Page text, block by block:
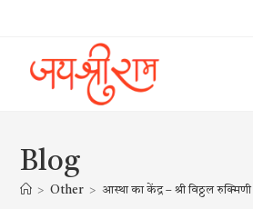
Blog
> Other > आस्था का केंद्र – श्री विठ्ठल